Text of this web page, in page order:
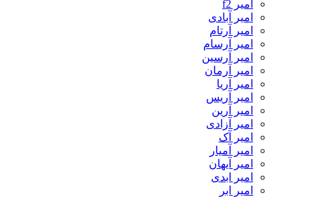
امیر f2
امیر آبادی
امیر آرتام
امیر آرسام
امیر آرسین
امیر آرمان
امیر آریا
امیر آریس
امیر آرین
امیر آزادی
امیر آک
امیر آمیار
امیر آیهان
امیر ابدی
امیر ابر